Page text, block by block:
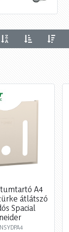
A4
átlátszó
Spacial